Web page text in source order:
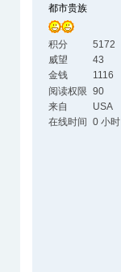
都市贵族
积分
5172
威望
43
金钱
1116
阅读权限 90
来自
USA
在线时间
0 小时